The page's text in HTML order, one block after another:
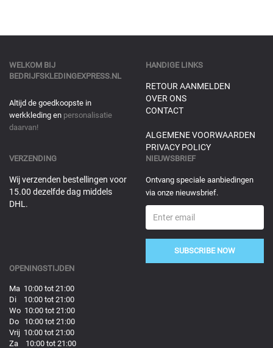
WELKOM BIJ
BEDRIJFSKLEDINGEXPRESS.NL
Altijd de goedkoopste in
werkkleding en personalisatie
daarvan!
HANDIGE LINKS
RETOUR AANMELDEN
OVER ONS
CONTACT
ALGEMENE VOORWAARDEN
PRIVACY POLICY
VERZENDING
Wij verzenden bestellingen voor
15.00 dezelfde dag middels
DHL.
NIEUWSBRIEF
Ontvang speciale aanbiedingen
via onze nieuwsbrief.
SUBSCRIBE NOW
OPENINGSTIJDEN
Ma 10:00 tot 21:00
Di 10:00 tot 21:00
Wo 10:00 tot 21:00
Do 10:00 tot 21:00
Vrij 10:00 tot 21:00
Za 10:00 tot 21:00